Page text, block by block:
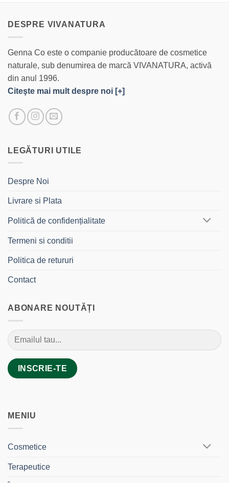
DESPRE VIVANATURA
Genna Co este o companie producătoare de cosmetice
naturale, sub denumirea de marcă VIVANATURA, activă
din anul 1996.
Citeşte mai mult despre noi [+]
LEGĂTURI UTILE
Despre Noi
Livrare si Plata
Politică de confidențialitate
Termeni si conditii
Politica de retururi
Contact
ABONARE NOUTĂȚI
MENIU
Cosmetice
Terapeutice